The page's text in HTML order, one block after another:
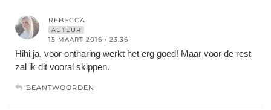
REBECCA
AUTEUR
15 MAART 2016 / 23:36
Hihi ja, voor ontharing werkt het erg goed! Maar voor de rest
zal ik dit vooral skippen.
BEANTWOORDEN